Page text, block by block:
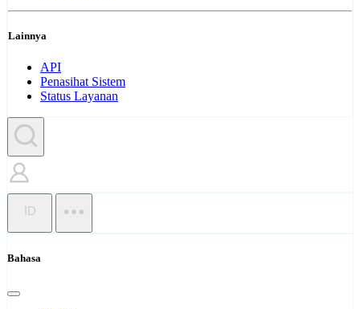
Lainnya
API
Penasihat Sistem
Status Layanan
ID
Bahasa